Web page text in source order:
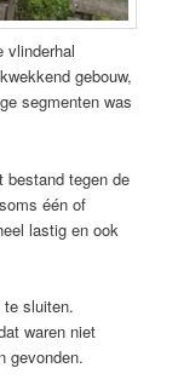
vlinderhal
gebouw,
segmenten was
bestand tegen de
één of
lastig en ook
te sluiten.
waren niet
gevonden.